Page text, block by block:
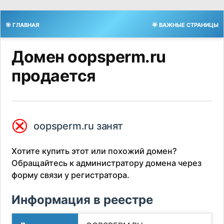
🎯 ГЛАВНАЯ 🌟 ВАЖНЫЕ СТРАНИЦЫ
Домен oopsperm.ru
продается
⮿ oopsperm.ru занят
Хотите купить этот или похожий домен?
Обращайтесь к администратору домена через
форму связи у регистратора.
Информация в реестре